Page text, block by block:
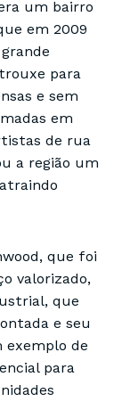
um bairro
em 2009
para
e sem
em
de rua
a região um
que foi
valorizado,
que
e seu
exemplo de
para